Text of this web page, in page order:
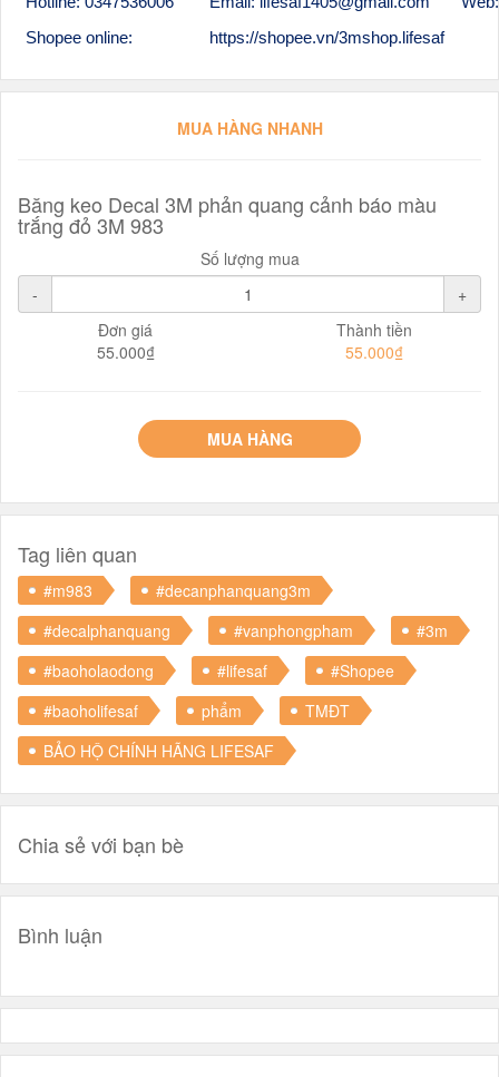
Shopee online:
https://shopee.vn/3mshop.lifesaf
MUA HÀNG NHANH
Băng keo Decal 3M phản quang cảnh báo màu
trắng đỏ 3M 983
Số lượng mua
-
+
Đơn giá
55.000₫
Thành tiền
55.000₫
MUA HÀNG
Tag liên quan
#m983
#decanphanquang3m
#decalphanquang
#vanphongpham
#3m
#baoholaodong
#lifesaf
#Shopee
#baoholifesaf
phẩm
TMĐT
BẢO HỘ CHÍNH HÃNG LIFESAF
Chia sẻ với bạn bè
Bình luận